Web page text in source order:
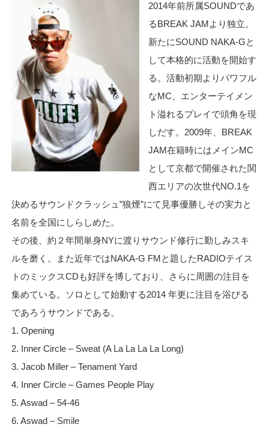
2014年前所属SOUNDであ
るBREAK JAMより独立。
新たにSOUND NAKA-Gと
して本格的に活動を開始す
る。活動初期よりパワフル
なMC、エンターテイメン
ト溢れるプレイで頭角を現
しだす。2009年、BREAK
JAM在籍時にはメインMC
として京都で開催された関
西エリアの次世代NO.1を
決めるサウンドクラッシュ”狼煙”にて見事優勝しその実力と
名前を全国にしらしめた。
その後、約２年間単身NYに渡りサウンド修行に勤しみスキ
ルを磨く。また近年ではNAKA-G FMと題したRADIOテイス
トのミックスCDも好評を博しており、さらに周囲の注目を
集めている。ソロとして始動する2014 年更に注目を浴びる
であろうサウンドである。
1. Opening
2. Inner Circle – Sweat (A La La La La Long)
3. Jacob Miller – Tenament Yard
4. Inner Circle – Games People Play
5. Aswad – 54-46
6. Aswad – Smile